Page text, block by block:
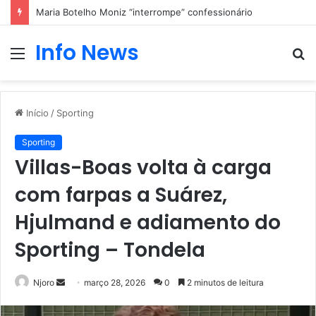
Maria Botelho Moniz “interrompe” confessionário
Menu
Info News
Início / Sporting
Sporting
Villas-Boas volta à carga
com farpas a Suárez,
Hjulmand e adiamento do
Sporting – Tondela
Njoro
Mandemarço 28, 2026 0 2 minutos de leitura